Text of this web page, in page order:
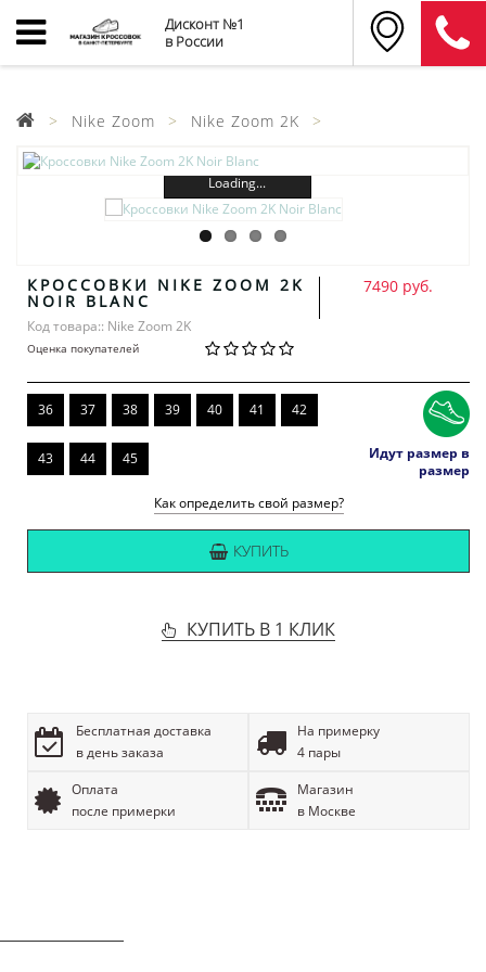
Дисконт №1
в России
Nike Zoom Nike Zoom 2K
Loading...
КРОССОВКИ NIKE ZOOM 2K
NOIR BLANC
Код товара:: Nike Zoom 2K
Оценка покупателей
7490 руб.
36 37 38 39 40 41 42
43 44 45
Идут размер в
размер
Как определить свой размер?
КУПИТЬ
КУПИТЬ В 1 КЛИК
Бесплатная доставка
в день заказа
На примерку
4 пары
Оплата
после примерки
Магазин
в Москве